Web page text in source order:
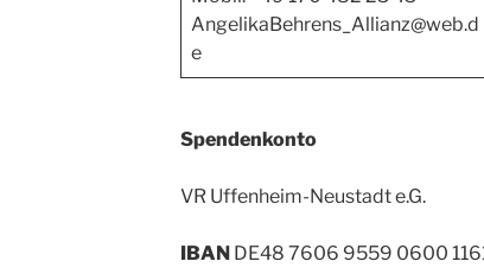
AngelikaBehrens_Allianz@web.d
e
Spendenkonto
VR Uffenheim-Neustadt e.G.
IBANDE48 7606 9559 0600